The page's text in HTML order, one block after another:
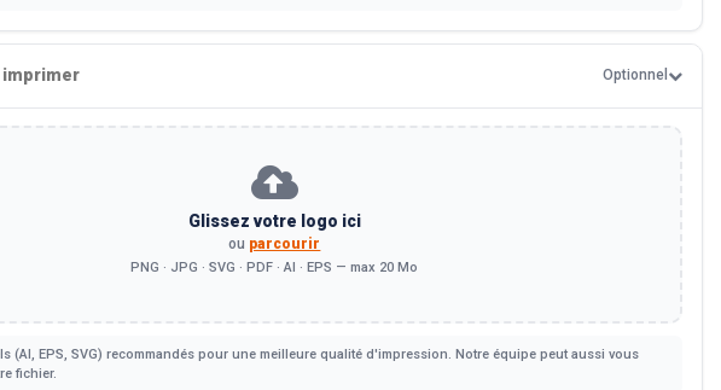
imprimer Optionnel
Glissez votre logo ici
ou parcourir
PNG · JPG · SVG · PDF · AI · EPS — max 20 Mo
(AI, EPS, SVG) recommandés pour une meilleure qualité d'impression. Notre équipe peut aussi vous
fichier.